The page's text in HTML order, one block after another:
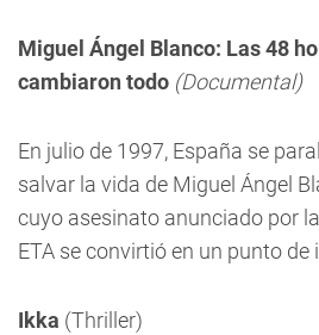
Miguel Ángel Blanco: Las 48
cambiaron todo (Documental)
En julio de 1997, España se
salvar la vida de Miguel Ángel
cuyo asesinato anunciado por
ETA se convirtió en un punto
Ikka (Thriller)